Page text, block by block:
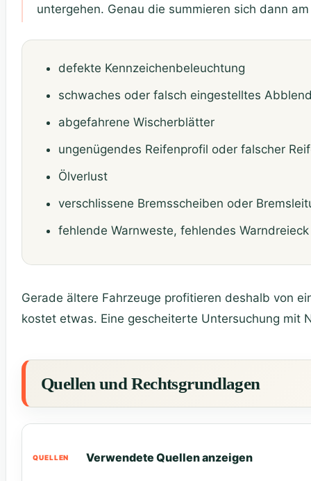
untergehen. Genau die summieren sich dann
defekte Kennzeichenbeleuchtung
schwaches oder falsch eingestelltes
abgefahrene Wischerblätter
ungenügendes Reifenprofil oder falscher
Ölverlust
verschlissene Bremsscheiben oder
fehlende Warnweste, fehlendes
Gerade ältere Fahrzeuge profitieren deshalb von
kostet etwas. Eine gescheiterte Untersuchung mit
Quellen und Rechtsgrundlagen
Verwendete Quellen anzeigen